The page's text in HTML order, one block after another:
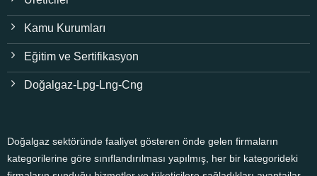
Kamu Kurumları
Eğitim ve Sertifikasyon
Doğalgaz-Lpg-Lng-Cng
Doğalgaz sektöründe faaliyet gösteren önde gelen firmaların
kategorilerine göre sınıflandırılması yapılmış, her bir kategorideki